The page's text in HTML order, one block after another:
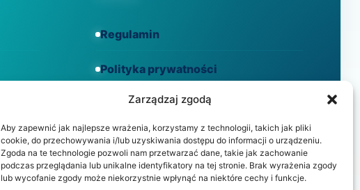
Zarządzaj zgodą
Aby zapewnić jak najlepsze wrażenia, korzystamy z technologii, takich jak pliki
cookie, do przechowywania i/lub uzyskiwania dostępu do informacji o urządzeniu.
Zgoda na te technologie pozwoli nam przetwarzać dane, takie jak zachowanie
podczas przeglądania lub unikalne identyfikatory na tej stronie. Brak wyrażenia zgody
lub wycofanie zgody może niekorzystnie wpłynąć na niektóre cechy i funkcje.
Regulamin
Polityka prywatności
Polityka cookies